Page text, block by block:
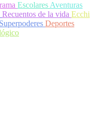
EscolaresAventuras
Recuentos de la vida Ecchi
Superpoderes Deportes